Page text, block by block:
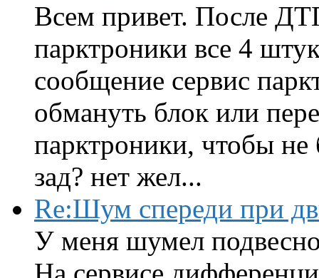
Всем привет. После
парктроники все 4
сообщение сервис
обмануть блок или
парктроники, чтобы
зад? нет жел...
Re:Шум спереди при
У меня шумел